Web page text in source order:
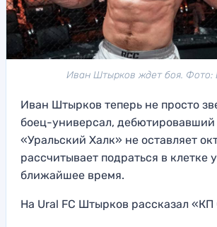
Иван Штырков ждет боя. Фото:
Иван Штырков теперь не просто
боец-универсал, дебютировавший
«Уральский Халк» не оставляет
рассчитывает подраться в клетке
ближайшее время.
На Ural FC Штырков рассказал «КП